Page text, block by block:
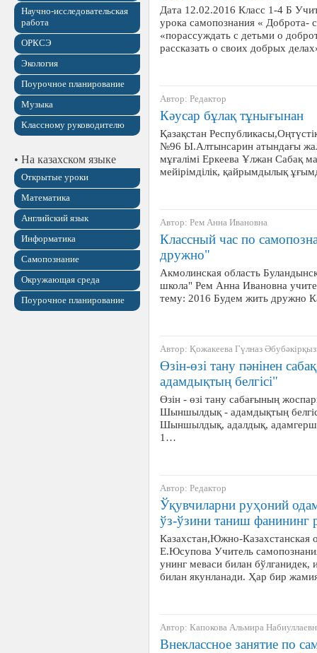
Научно-исследовательская
работа
ОРКСЭ
Экология
Поурочное планирование
Музыка
Классному руководителю
• На казахском языке
Открытые уроки
Математика
Английский язык
Информатика
Самопознание
Окружающая среда
Поурочное планирование
Дата 12.02.2016 Класс 1-4 Б
урока самопознания « Доброта-
«порассуждать с детьми о
рассказать о своих добрых
Автор: Редактор
Кәусар бұлақ тұнығынан
Қазақстан
№96 Ы.Алтынсарин атындағы
мұғалімі Еркеева Ұлжан Сабақ
мейірімділік, қайрымдылық
Автор: Рем Анна Ивановна
Классный час по
дружно"
Акмолинская область
школа" Рем Анна Ивановна
тему: 2016 Будем жить дружно
Автор: Қожакеева Гүлназ
Өзін-өзі тану пәнінен
адамдықтың белгісі"
Өзін - өзі тану сабағының
Шыншылдық - адамдықтың
Шыншылдық, адалдық,
1…
Автор: Редактор
Ўқувчиларни руҳоний
ўз-ўзини таниш фанининг
Казахстан,Южно-
Е.Юсупова Учитель
унинг меваси билан бўлганидек,
билан якунланади. Ҳар бир
Автор: Капокова Альмира
Внеклассное занятие по